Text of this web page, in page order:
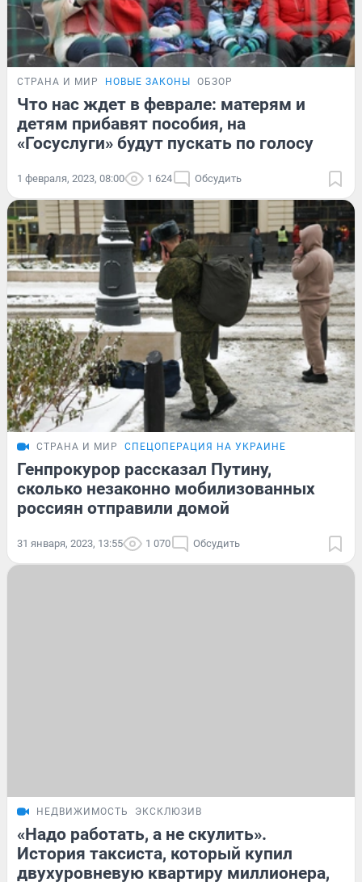
СТРАНА И МИР НОВЫЕ ЗАКОНЫ ОБЗОР
Что нас ждет в феврале: матерям и
детям прибавят пособия, на
«Госуслуги» будут пускать по голосу
1 февраля, 2023, 08:00 1 624 Обсудить
СТРАНА И МИР СПЕЦОПЕРАЦИЯ НА УКРАИНЕ
Генпрокурор рассказал Путину,
сколько незаконно мобилизованных
россиян отправили домой
31 января, 2023, 13:55 1 070 Обсудить
НЕДВИЖИМОСТЬ ЭКСКЛЮЗИВ
«Надо работать, а не скулить».
История таксиста, который купил
двухуровневую квартиру миллионера,